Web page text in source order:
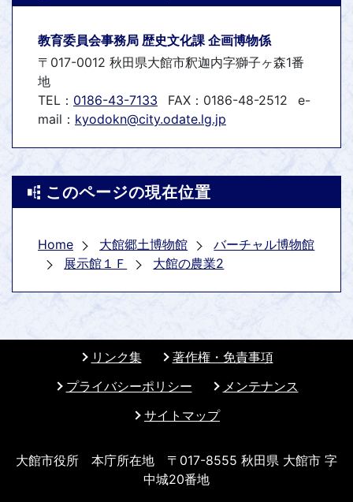
教育委員会事務局 歴史文化課 企画博物係
〒017-0012 秋田県大館市釈迦内字獅子ヶ森1番
地
TEL： 0186-43-7133 FAX：0186-48-2512
e-
mail： kyodokn@city.odate.lg.jp
このページの現在位置
Home 大館郷土博物館
バーチャル博物館
展示館１Ｆ
大館の農業2
リンク集
著作権・免責事項
プライバシーポリシー
メンテナンス
サイトマップ
大館市役所 本庁所在地 〒017-8555 秋田県 大館市 字
中城20番地